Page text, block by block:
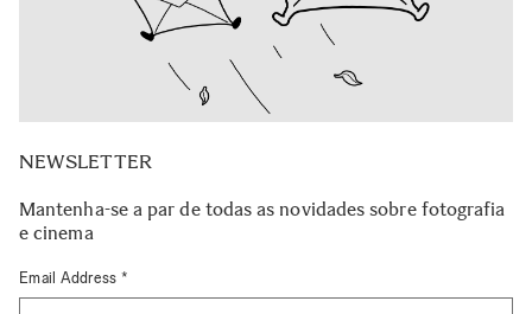
NEWSLETTER
Mantenha-se a par de todas as novidades sobre fotografia
e cinema
Email Address *